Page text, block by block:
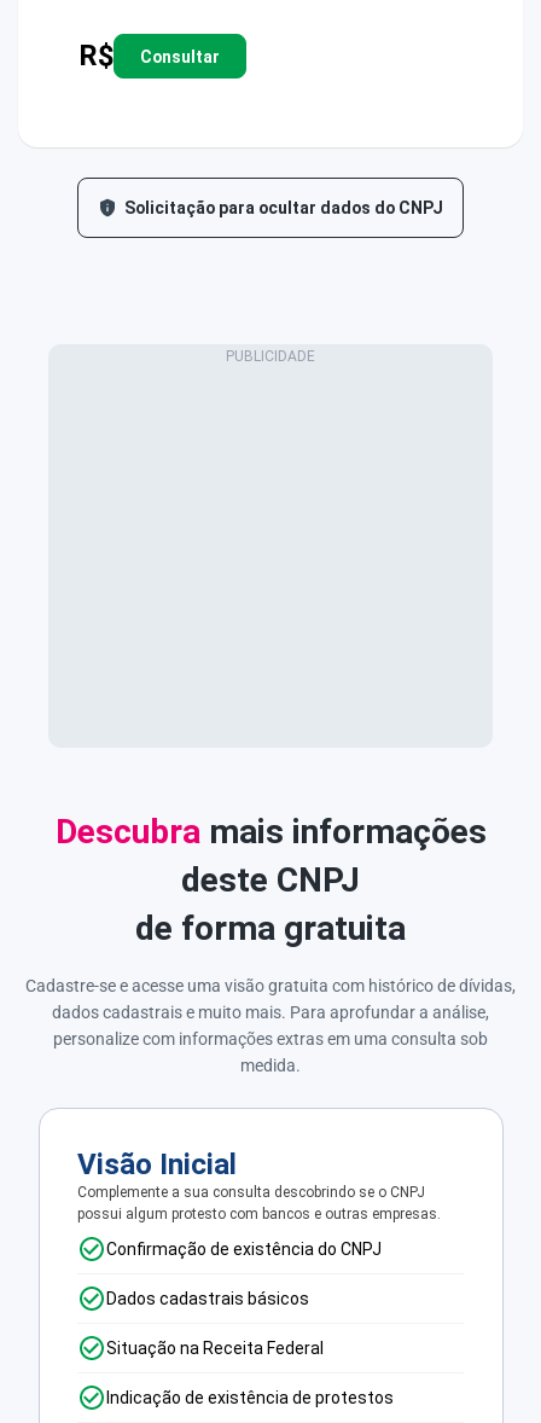
R$ Consultar
Solicitação para ocultar dados do CNPJ
Descubramais informações
deste CNPJ
de forma gratuita
Cadastre-se e acesse uma visão gratuita com histórico de dívidas,
dados cadastrais e muito mais. Para aprofundar a análise,
personalize com informações extras em uma consulta sob
medida.
Visão Inicial
Complemente a sua consulta descobrindo se o CNPJ
possui algum protesto com bancos e outras empresas.
Confirmação de existência do CNPJ
Dados cadastrais básicos
Situação na Receita Federal
Indicação de existência de protestos